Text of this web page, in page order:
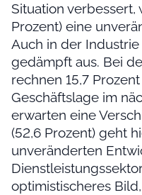
Situation
Prozent) eine
Auch in der
gedämpft aus. Bei
rechnen 15,7
Geschäftslage im
erwarten eine
(52,6 Prozent) geht
unveränderten
optimistischeres